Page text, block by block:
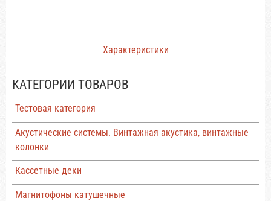
КАТЕГОРИИ ТОВАРОВ
Тестовая категория
Акустические системы. Винтажная акустика, винтажные
колонки
Кассетные деки
Магнитофоны катушечные
Характеристики